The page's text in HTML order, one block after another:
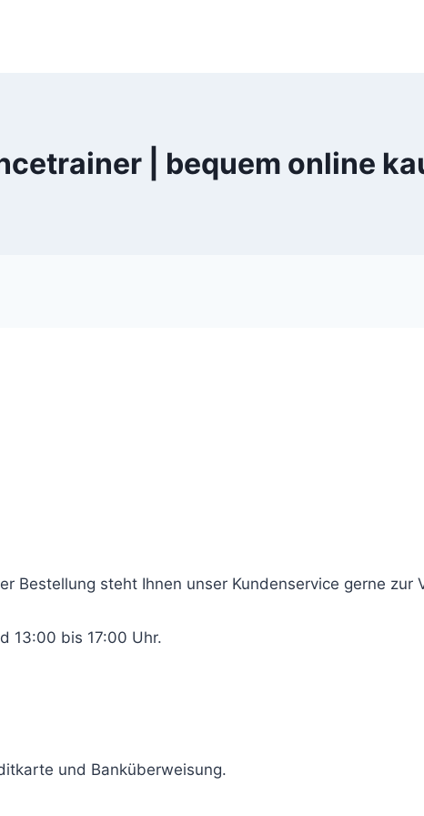
| bequem online
Bestellung steht Ihnen unser Kundenservice gerne zur
13:00 bis 17:00 Uhr.
und Banküberweisung.